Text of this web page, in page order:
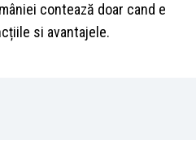
contează doar cand e
si avantajele.